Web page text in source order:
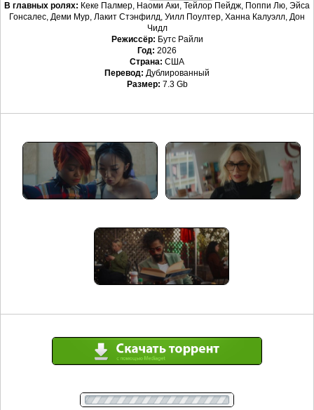
В главных ролях: Кеке Палмер, Наоми Аки, Тейлор Пейдж, Поппи Лю, Эйса
Гонсалес, Деми Мур, Лакит Стэнфилд, Уилл Поултер, Ханна Калуэлл, Дон
Чидл
Режиссёр: Бутс Райли
Год: 2026
Страна: США
Перевод: Дублированный
Размер: 7.3 Gb